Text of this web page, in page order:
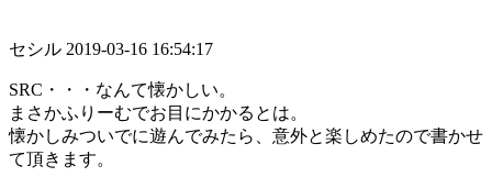
セシル 2019-03-16 16:54:17
SRC・・・なんて懐かしい。
まさかふりーむでお目にかかるとは。
懐かしみついでに遊んでみたら、意外と楽しめたので書かせ
て頂きます。